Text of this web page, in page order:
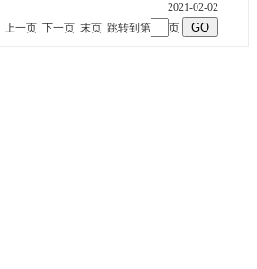
2021-02-02
上一页 下一页 末页 跳转到第 页